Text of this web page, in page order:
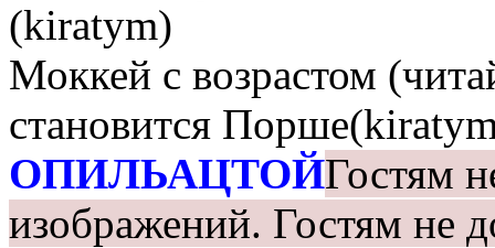
(kiratym)
Моккей с возрастом
становится
ОПИЛЬАЦТОЙГостям
изображений. Гостям не